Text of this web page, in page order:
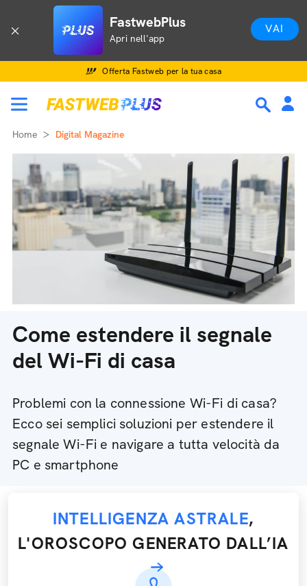
FastwebPlus
Apri nell'app
VAI
Offerta Fastweb per la tua casa
Home Digital Magazine
Come estendere il segnale
del Wi-Fi di casa
Problemi con la connessione Wi-Fi di casa?
Ecco sei semplici soluzioni per estendere il
segnale Wi-Fi e navigare a tutta velocità da
PC e smartphone
INTELLIGENZA ASTRALE,
L'OROSCOPO GENERATO DALL’IA